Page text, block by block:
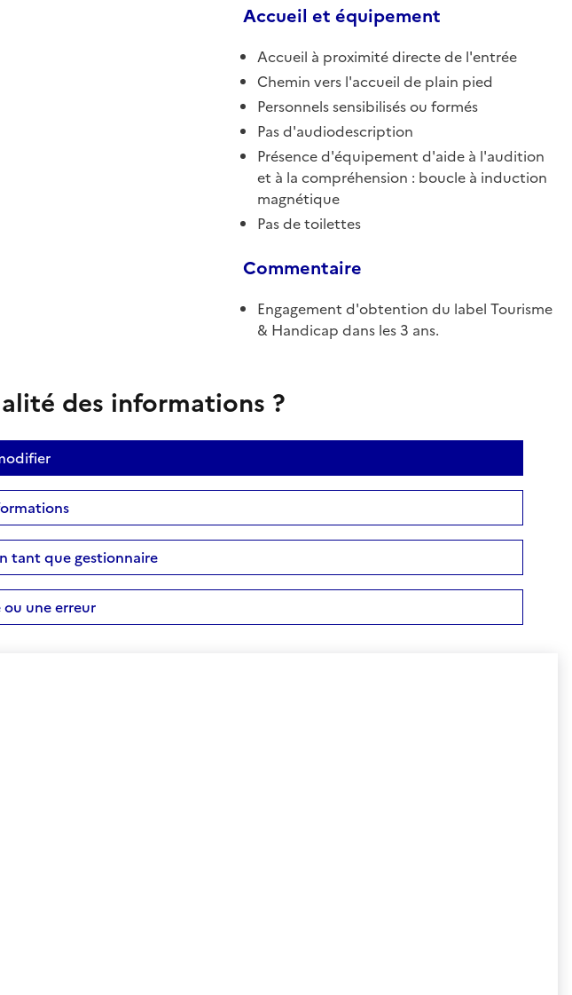
Accueil et équipement
Accueil à proximité directe de l'entrée
Chemin vers l'accueil de plain pied
Personnels sensibilisés ou formés
Pas d'audiodescription
Présence d'équipement d'aide à l'audition
et à la compréhension : boucle à induction
magnétique
Pas de toilettes
Commentaire
Engagement d'obtention du label Tourisme
& Handicap dans les 3 ans.
des informations ?
tant que gestionnaire
une erreur